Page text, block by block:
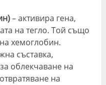
– активира гена,
на тегло. Той също
хемоглобин.
съставка,
облекчаване на
на